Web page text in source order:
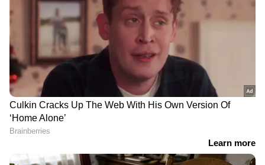
DOWNLOAD APP
RECOMMENDED STORIES